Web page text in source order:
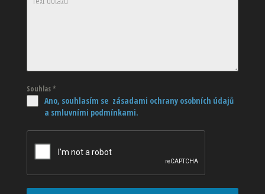
Souhlas*
Ano, souhlasím se zásadami ochrany osobních údajů
a smluvními podmínkami.